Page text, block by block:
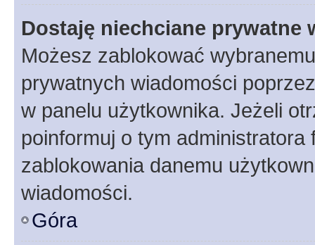
Dostaję niechciane prywatne
Możesz zablokować
prywatnych wiadomości
w panelu użytkownika. Jeżeli
poinformuj o tym
zablokowania danemu
wiadomości.
Góra